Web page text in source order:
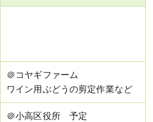
＠コヤギファーム
ワイン用ぶどうの剪定作業など
＠小高区役所 予定